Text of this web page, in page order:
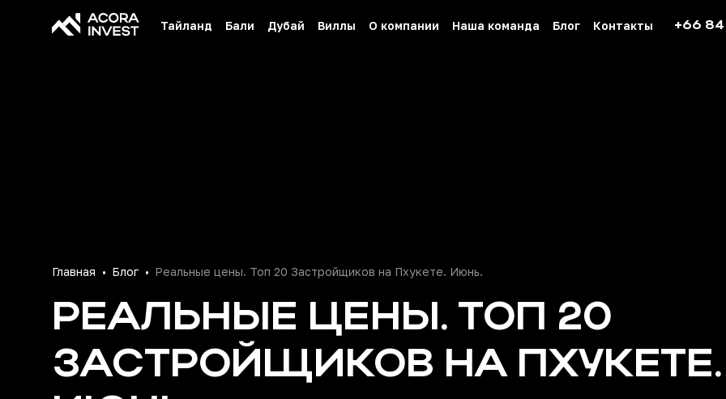
Тайланд Бали Дубай Виллы О компании Наша команда Блог Контакты +66
Главная Блог Реальные цены. Топ 20 Застройщиков на Пхукете. Июнь.
РЕАЛЬНЫЕ ЦЕНЫ. ТОП 20
ЗАСТРОЙЩИКОВ НА ПХУКЕТЕ.